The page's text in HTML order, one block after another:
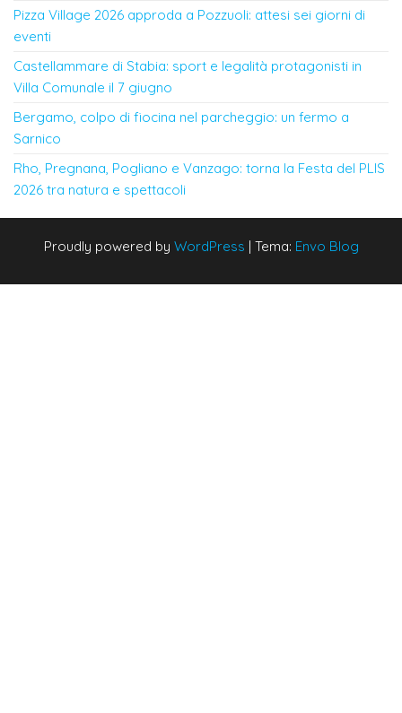
Pizza Village 2026 approda a Pozzuoli: attesi sei giorni di
eventi
Castellammare di Stabia: sport e legalità protagonisti in
Villa Comunale il 7 giugno
Bergamo, colpo di fiocina nel parcheggio: un fermo a
Sarnico
Rho, Pregnana, Pogliano e Vanzago: torna la Festa del PLIS
2026 tra natura e spettacoli
Proudly powered by WordPress | Tema: Envo Blog